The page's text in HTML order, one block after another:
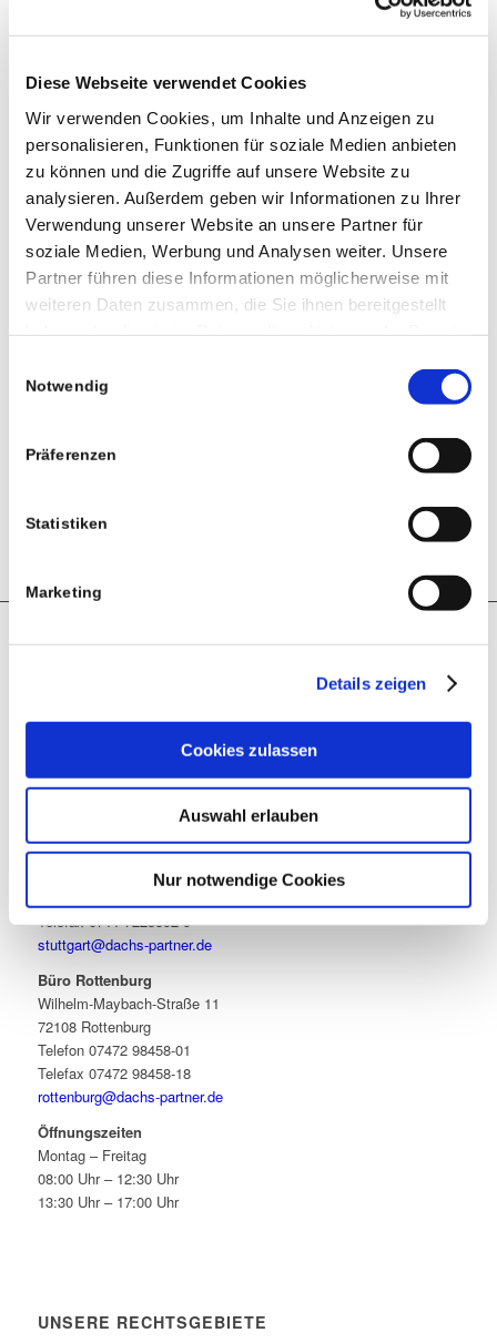
Diese Webseite verwendet Cookies
Wir verwenden Cookies, um Inhalte und Anzeigen zu
personalisieren, Funktionen für soziale Medien anbieten
zu können und die Zugriffe auf unsere Website zu
analysieren. Außerdem geben wir Informationen zu Ihrer
Verwendung unserer Website an unsere Partner für
soziale Medien, Werbung und Analysen weiter. Unsere
Partner führen diese Informationen möglicherweise mit
weiteren Daten zusammen, die Sie ihnen bereitgestellt
Notwendig
Präferenzen
Statistiken
Marketing
Details zeigen
Cookies zulassen
Auswahl erlauben
Nur notwendige Cookies
Verkehrsstrafrecht
Team IT-/IP-Recht und
Datenschutzrecht
IT-Recht und Internetrecht | Gewerblicher
Rechtschutz | Sportrecht | Datenschutz
Tübingen
0 70 71 56 99-0
72074 Tübingen
tuebingen@dachs-partner.de
Rotebühlplatz 23
Telefax 0711 7223392-9
stuttgart@dachs-partner.de
Büro Rottenburg
Wilhelm-Maybach-Straße 11
72108 Rottenburg
Telefon 07472 98458-01
Telefax 07472 98458-18
rottenburg@dachs-partner.de
Öffnungszeiten
Montag – Freitag
08:00 Uhr – 12:30 Uhr
13:30 Uhr – 17:00 Uhr
UNSERE RECHTSGEBIETE